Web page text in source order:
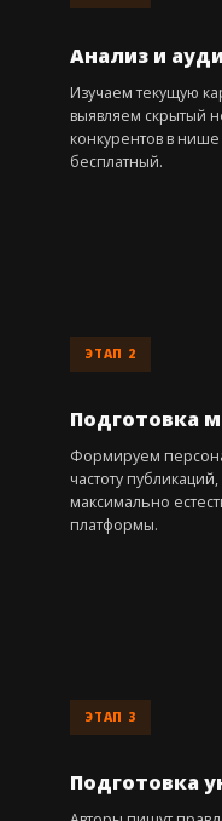
Анализ и
Изучаем текущую
выявляем скрытый
конкурентов в
бесплатный.
ЭТАП 2
Подготовка
Формируем
частоту
максимально
платформы.
ЭТАП 3
Подготовка